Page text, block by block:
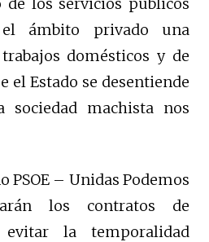
ámbito privado una
domésticos y de
el Estado se desentiende
machista nos
PSOE – Unidas Podemos
los contratos de
la temporalidad